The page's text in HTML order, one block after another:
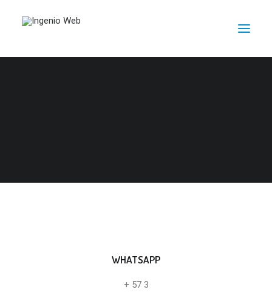
WHATSAPP
+ 57 3